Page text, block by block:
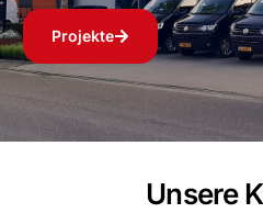
Projekte
Unsere